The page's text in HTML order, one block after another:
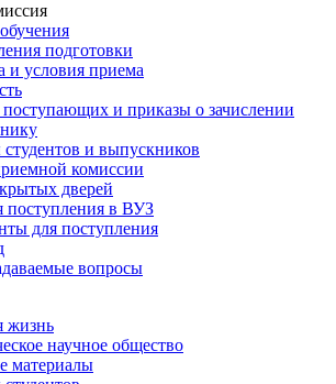
подготовки
и условия приема
и приказы о зачислении
и выпускников
комиссии
дверей
поступления в ВУЗ
для поступления
вопросы
жизнь
научное общество
материалы